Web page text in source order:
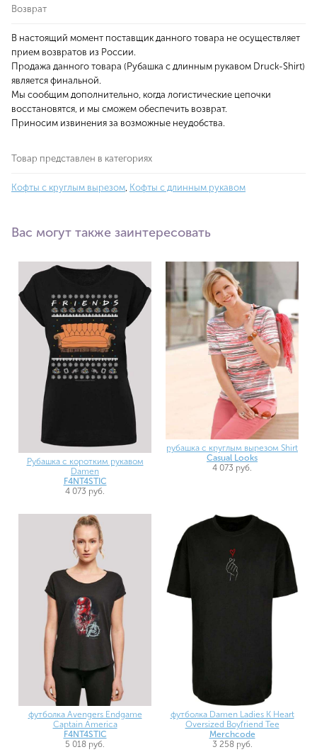
Возврат
В настоящий момент поставщик данного товара не осуществляет
прием возвратов из России.
Продажа данного товара (Рубашка с длинным рукавом Druck-Shirt)
является финальной.
Мы сообщим дополнительно, когда логистические цепочки
восстановятся, и мы сможем обеспечить возврат.
Приносим извинения за возможные неудобства.
Товар представлен в категориях
Кофты с круглым вырезом Кофты с длинным рукавом
Вас могут также заинтересовать
Рубашка с коротким рукавом
Damen
F4NT4STIC
4 073 руб.
рубашка с круглым вырезом Shirt
Casual Looks
4 073 руб.
футболка Avengers Endgame
Captain America
F4NT4STIC
5 018 руб.
футболка Damen Ladies K Heart
Oversized Boyfriend Tee
Merchcode
3 258 руб.